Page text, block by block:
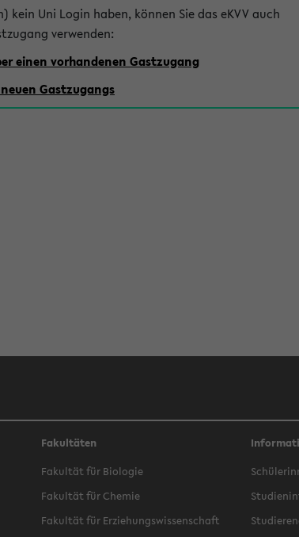
kein Uni Login haben, können Sie das eKVV auch
verwenden:
einen vorhandenen Gastzugang
Gastzugangs
Fakultäten
Fakultät für Biologie
Fakultät für Chemie
Fakultät für Erziehungswissenschaft